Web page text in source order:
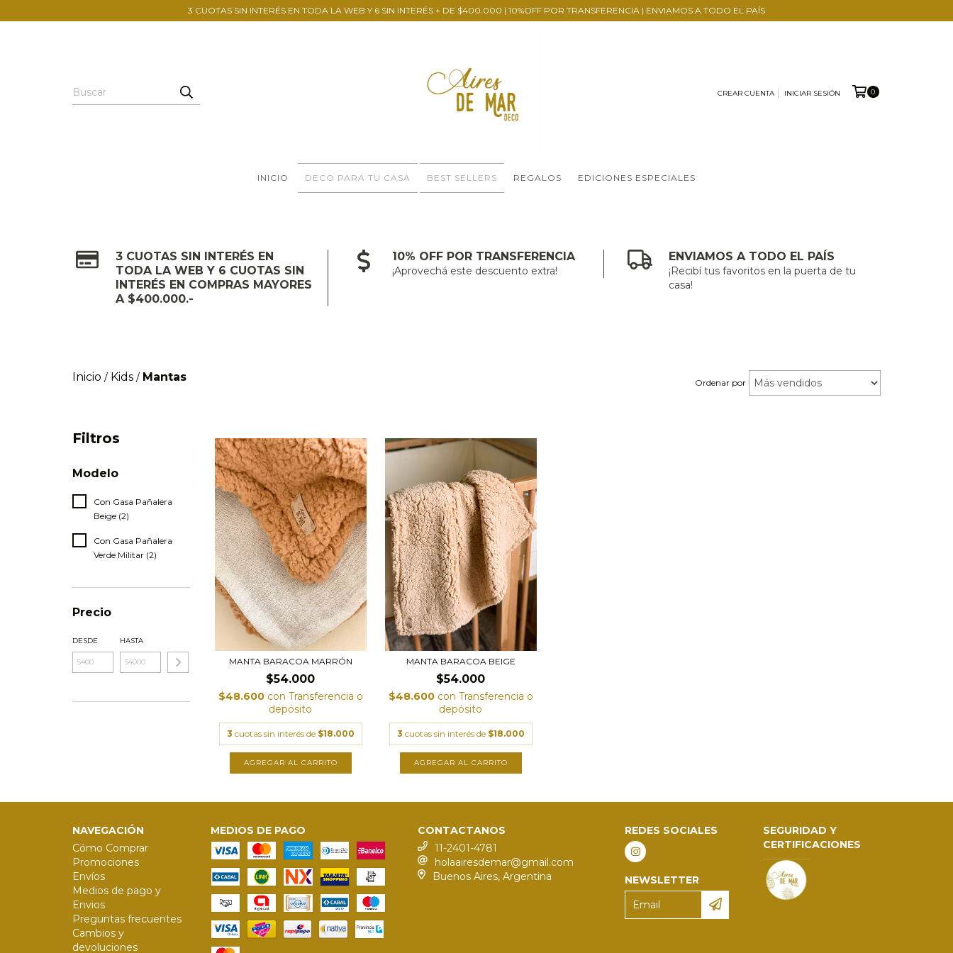
3 CUOTAS SIN INTERÉS EN TODA LA WEB Y 6 SIN INTERÉS + DE $400.000 | 10%OFF POR TRANSFERENCIA | ENVIAMOS A TODO EL PAÍS
CREAR CUENTA INICIAR SESIÓN 0
INICIO DECO PARA TU CASA BEST SELLERS REGALOS EDICIONES ESPECIALES
3 CUOTAS SIN INTERÉS EN
TODA LA WEB Y 6 CUOTAS SIN
INTERÉS EN COMPRAS MAYORES
A $400.000.-
10% OFF POR TRANSFERENCIA
¡Aprovechá este descuento extra!
ENVIAMOS A TODO EL PAÍS
¡Recibí tus favoritos en la puerta de tu
casa!
Inicio / Kids / Mantas Ordenar por
Filtros
Modelo
Con Gasa Pañalera
Beige (2)
Con Gasa Pañalera
Verde Militar (2)
Precio
DESDE HASTA
MANTA BARACOA MARRÓN
$54.000
$48.600 con Transferencia o
depósito
3 cuotas sin interés de $18.000
AGREGAR AL CARRITO
MANTA BARACOA BEIGE
$54.000
$48.600 con Transferencia o
depósito
3 cuotas sin interés de $18.000
AGREGAR AL CARRITO
NAVEGACIÓN
Cómo Comprar
Promociones
Envíos
Medios de pago y
Envios
Preguntas frecuentes
Cambios y
devoluciones
MEDIOS DE PAGO
CONTACTANOS
11-2401-4781
holaairesdemar@gmail.com
Buenos Aires, Argentina
REDES SOCIALES
NEWSLETTER
SEGURIDAD Y
CERTIFICACIONES